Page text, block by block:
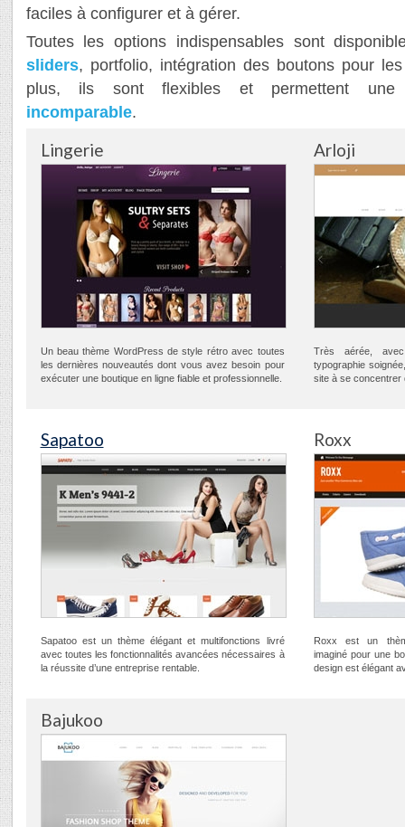
faciles à configurer et à gérer.
Toutes les options indispensables sont
sliders, portfolio, intégration des boutons pour
plus, ils sont flexibles et permettent
incomparable.
Lingerie
Un beau thème WordPress de style rétro avec toutes
les dernières nouveautés dont vous avez besoin pour
exécuter une boutique en ligne fiable et professionnelle.
Arloji
Très aérée,
typographie
site à se concentrer
Sapatoo
Sapatoo est un thème élégant et multifonctions livré
avec toutes les fonctionnalités avancées nécessaires à
la réussite d’une entreprise rentable.
Roxx
Roxx est un
imaginé pour une
design est élégant
Bajukoo